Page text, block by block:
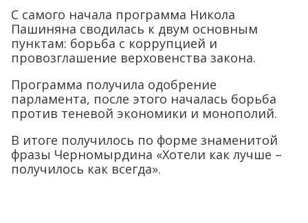
С самого начала программа Никола
Пашиняна сводилась к двум основным
пунктам: борьба с коррупцией и
провозглашение верховенства закона.
Программа получила одобрение
парламента, после этого началась борьба
против теневой экономики и монополий.
В итоге получилось по форме знаменитой
фразы Черномырдина «Хотели как лучше –
получилось как всегда».